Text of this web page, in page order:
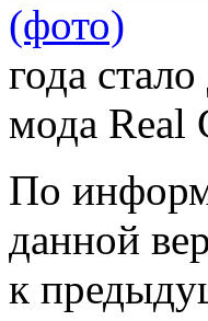
года
мода Real
По
данной
к